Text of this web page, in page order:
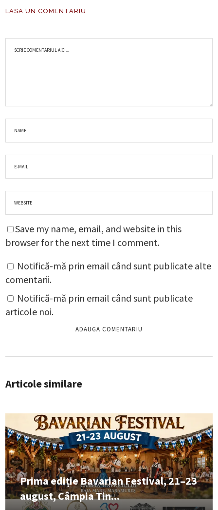
LASA UN COMENTARIU
Save my name, email, and website in this
browser for the next time I comment.
Notifică-mă prin email când sunt publicate alte
comentarii.
Notifică-mă prin email când sunt publicate
articole noi.
Articole similare
Prima ediție Bavarian Festival, 21–23
august, Câmpia Tin...